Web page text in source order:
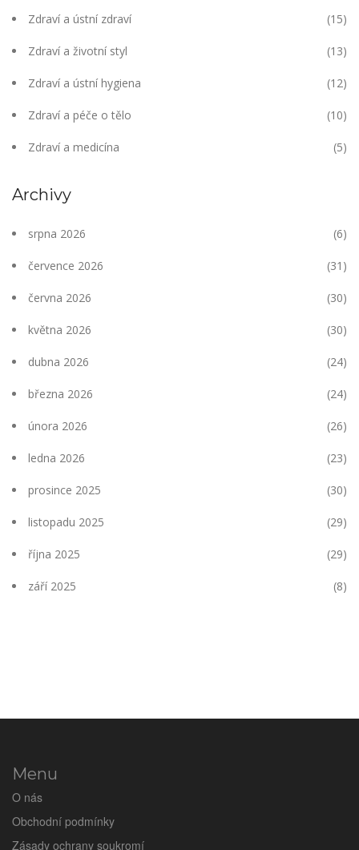
Zdraví a ústní zdraví (15)
Zdraví a životní styl (13)
Zdraví a ústní hygiena (12)
Zdraví a péče o tělo (10)
Zdraví a medicína (5)
Archivy
srpna 2026 (6)
července 2026 (31)
června 2026 (30)
května 2026 (30)
dubna 2026 (24)
března 2026 (24)
února 2026 (26)
ledna 2026 (23)
prosince 2025 (30)
listopadu 2025 (29)
října 2025 (29)
září 2025 (8)
Menu
O nás
Obchodní podmínky
Zásady ochrany soukromí